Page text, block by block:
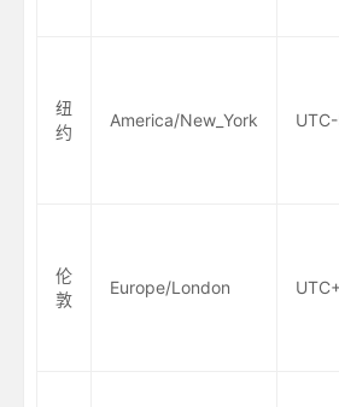
纽
约
America/New_York
伦
敦
Europe/London